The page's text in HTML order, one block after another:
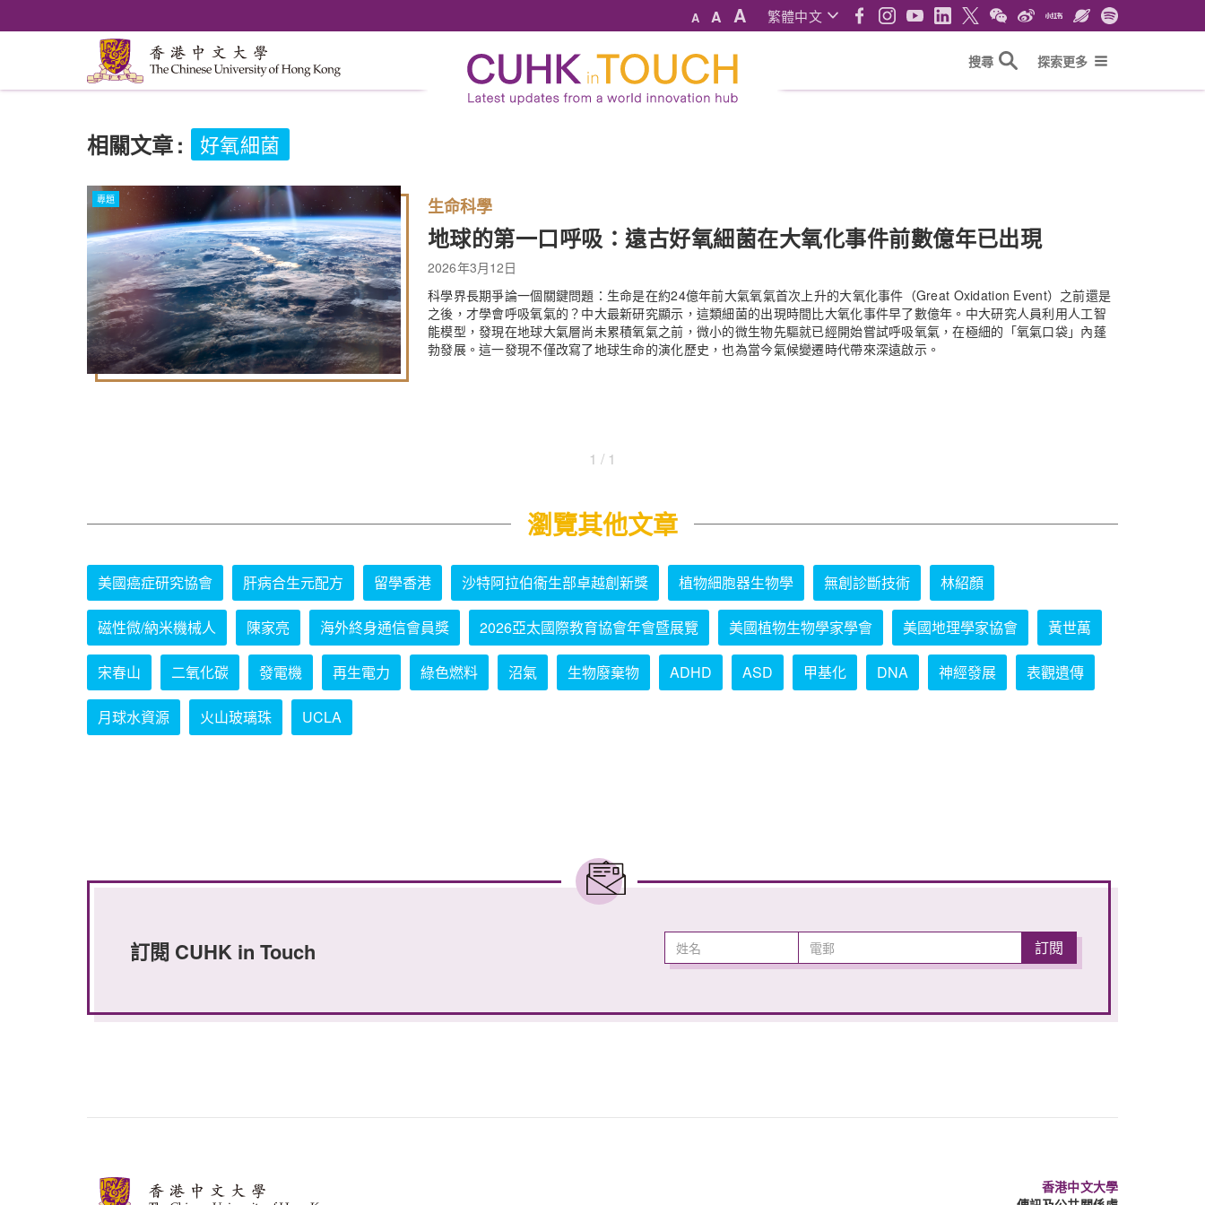
A A A 繁體中文
搜尋 探索更多
相關文章: 好氧細菌
專題 生命科學
地球的第一口呼吸：遠古好氧細菌在大氧化事件前數億年已出現
2026年3月12日
科學界長期爭論一個關鍵問題：生命是在約24億年前大氣氧氣首次上升的大氧化事件（Great Oxidation Event）之前還是
之後，才學會呼吸氧氣的？中大最新研究顯示，這類細菌的出現時間比大氧化事件早了數億年。中大研究人員利用人工智
能模型，發現在地球大氣層尚未累積氧氣之前，微小的微生物先驅就已經開始嘗試呼吸氧氣，在極細的「氧氣口袋」內蓬
勃發展。這一發現不僅改寫了地球生命的演化歷史，也為當今氣候變遷時代帶來深遠啟示。
1 / 1
瀏覽其他文章
美國癌症研究協會 肝病合生元配方 留學香港 沙特阿拉伯衞生部卓越創新獎 植物細胞器生物學 無創診斷技術 林紹顏
磁性微/納米機械人 陳家亮 海外終身通信會員獎 2026亞太國際教育協會年會暨展覽 美國植物生物學家學會 美國地理學家協會 黃世萬
宋春山 二氧化碳 發電機 再生電力 綠色燃料 沼氣 生物廢棄物 ADHD ASD 甲基化 DNA 神經發展 表觀遺傳
月球水資源 火山玻璃珠 UCLA
訂閱 CUHK in Touch
香港中文大學